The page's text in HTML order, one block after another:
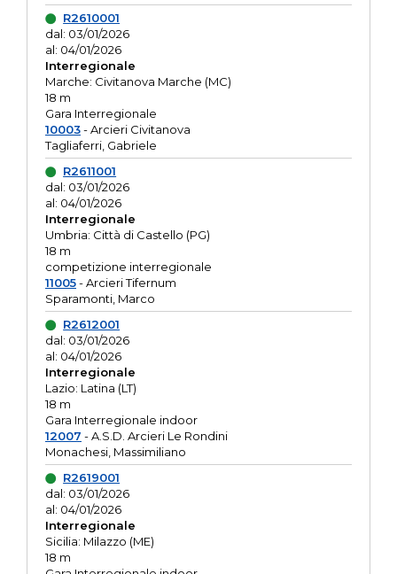
R2610001
dal: 03/01/2026
al: 04/01/2026
Interregionale
Marche: Civitanova Marche (MC)
18 m
Gara Interregionale
10003- Arcieri Civitanova
Tagliaferri, Gabriele
R2611001
dal: 03/01/2026
al: 04/01/2026
Interregionale
Umbria: Città di Castello (PG)
18 m
competizione interregionale
11005- Arcieri Tifernum
Sparamonti, Marco
R2612001
dal: 03/01/2026
al: 04/01/2026
Interregionale
Lazio: Latina (LT)
18 m
Gara Interregionale indoor
12007 - A.S.D. Arcieri Le Rondini
Monachesi, Massimiliano
R2619001
dal: 03/01/2026
al: 04/01/2026
Interregionale
Sicilia: Milazzo (ME)
18 m